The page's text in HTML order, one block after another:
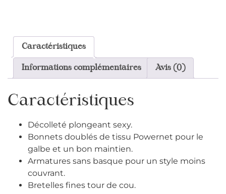
Caractéristiques
Informations complémentaires Avis (0)
Caractéristiques
Décolleté plongeant sexy.
Bonnets doublés de tissu Powernet pour le
galbe et un bon maintien.
Armatures sans basque pour un style moins
couvrant.
Bretelles fines tour de cou.